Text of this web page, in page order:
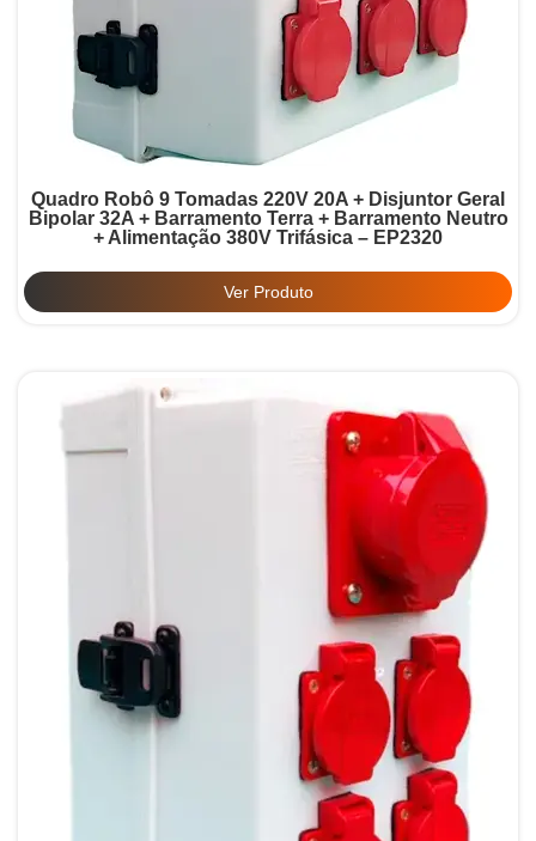
Quadro Robô 9 Tomadas 220V 20A + Disjuntor Geral
Bipolar 32A + Barramento Terra + Barramento Neutro
+ Alimentação 380V Trifásica – EP2320
Ver Produto